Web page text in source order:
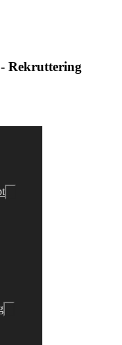
Rekruttering